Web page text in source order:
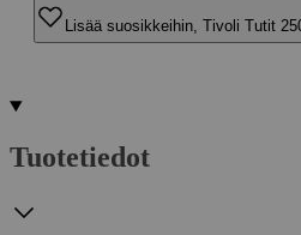
Lisää suosikkeihin, Tivoli Tutit
Tuotetiedot